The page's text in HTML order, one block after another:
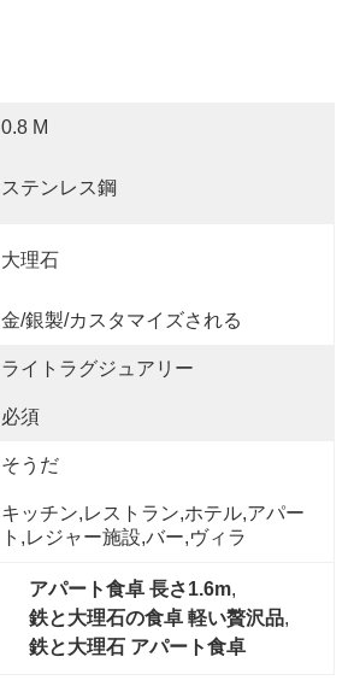
0.8 M
ステンレス鋼
大理石
金/銀製/カスタマイズされる
ライトラグジュアリー
必須
そうだ
キッチン,レストラン,ホテル,アパー
ト,レジャー施設,バー,ヴィラ
アパート食卓 長さ1.6m,
鉄と大理石の食卓 軽い贅沢品,
鉄と大理石 アパート食卓